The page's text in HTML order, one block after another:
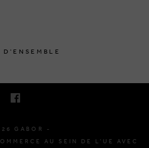
GABOR -
AU SEIN DE L'UE AVEC